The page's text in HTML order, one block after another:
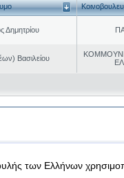
Δημητρίου
Βασιλείου
& Πρόσβαση
των Ελλήνων